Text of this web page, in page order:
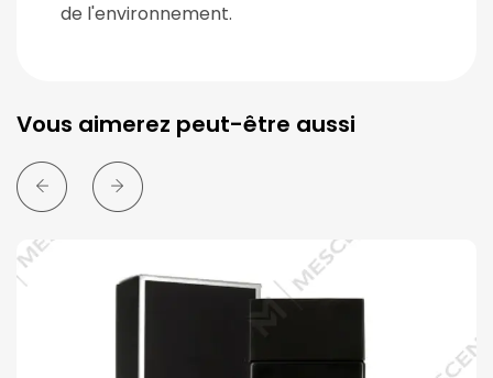
de l'environnement.
Vous aimerez peut-être aussi